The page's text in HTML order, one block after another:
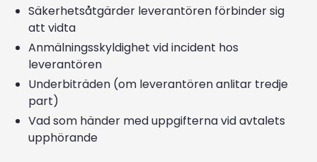
Säkerhetsåtgärder leverantören förbinder sig
att vidta
Anmälningsskyldighet vid incident hos
leverantören
Underbiträden (om leverantören anlitar tredje
part)
Vad som händer med uppgifterna vid avtalets
upphörande